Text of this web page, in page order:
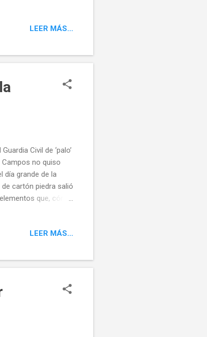
LEER MÁS...
Civil de ‘palo’
Campos no quiso
día grande de la
de cartón piedra salió
que, cómo
galería una mujer,
agentes, Serafín
LEER MÁS...